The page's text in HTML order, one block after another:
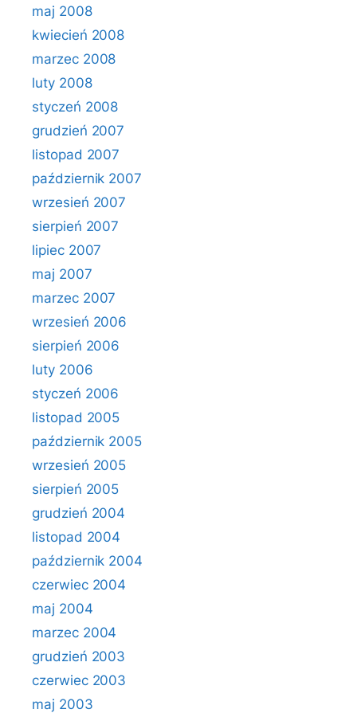
maj 2008
kwiecień 2008
marzec 2008
luty 2008
styczeń 2008
grudzień 2007
listopad 2007
październik 2007
wrzesień 2007
sierpień 2007
lipiec 2007
maj 2007
marzec 2007
wrzesień 2006
sierpień 2006
luty 2006
styczeń 2006
listopad 2005
październik 2005
wrzesień 2005
sierpień 2005
grudzień 2004
listopad 2004
październik 2004
czerwiec 2004
maj 2004
marzec 2004
grudzień 2003
czerwiec 2003
maj 2003